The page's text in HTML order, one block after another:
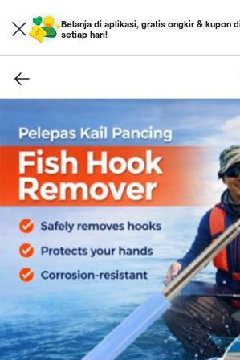
Belanja di aplikasi, gratis ongkir & kupon
setiap hari!